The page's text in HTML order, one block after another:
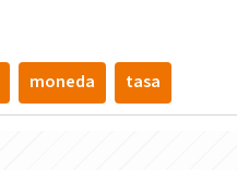
moneda tasa